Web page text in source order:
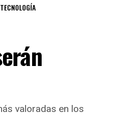
TECNOLOGÍA
valoradas en los